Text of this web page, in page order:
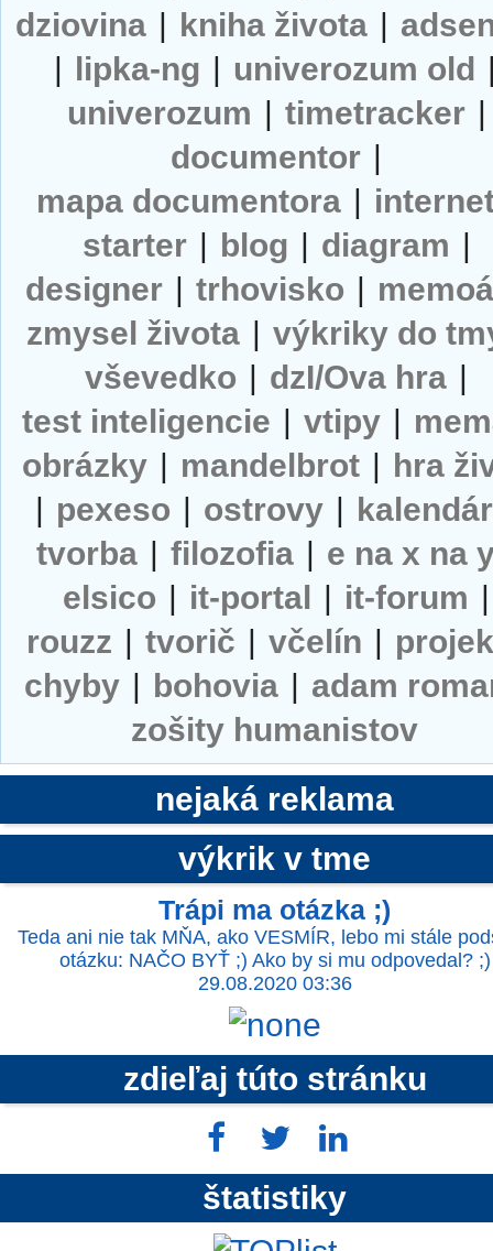
dziovina | kniha života |
| lipka-ng | univerozum old
univerozum | timetracker |
documentor |
mapa documentora |
starter | blog | diagram |
designer | trhovisko |
zmysel života | výkriky do
vševedko | dzI/Ova hra |
test inteligencie | vtipy |
obrázky | mandelbrot | hra
| pexeso | ostrovy | kalendár
tvorba | filozofia | e na x na
elsico | it-portal | it-forum |
rouzz | tvorič | včelín |
chyby | bohovia | adam
zošity humanistov
nejaká reklama
výkrik v tme
Trápi ma otázka ;)
Teda ani nie tak MŇA, ako VESMÍR, lebo mi stále
otázku: NAČO BYŤ ;) Ako by si mu odpovedal? ;)
29.08.2020 03:36
zdieľaj túto stránku
štatistiky